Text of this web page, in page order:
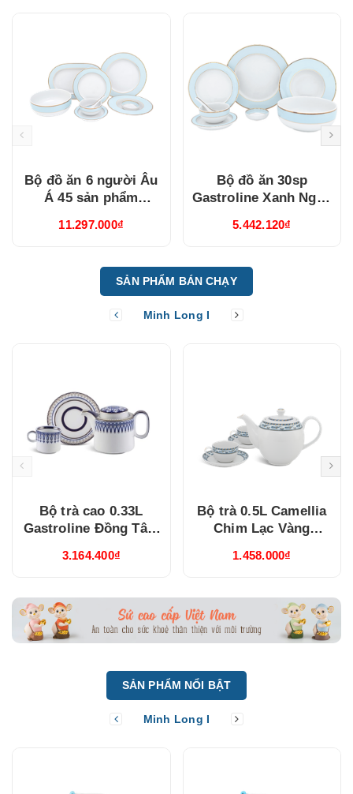
Bộ đồ ăn 6 người Âu
Á 45 sản phẩm
(4506AA489)
11.297.000₫
Bộ đồ ăn 30sp
Gastroline Xanh Ngọc
5.442.120₫
SẢN PHẨM BÁN CHẠY
Minh Long I
Bộ trà cao 0.33L
Gastroline Đồng Tâm
(68334147003)
3.164.400₫
Bộ trà 0.5L Camellia
Chim Lạc Vàng
1.458.000₫
SẢN PHẨM NỔI BẬT
Minh Long I